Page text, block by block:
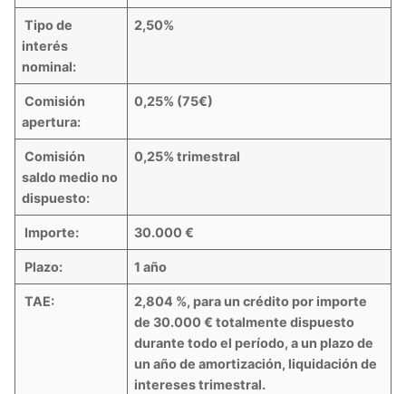
Tipo de
interés
nominal:
2,50%
Comisión
apertura:
0,25% (75€)
Comisión
saldo medio no
dispuesto:
0,25% trimestral
Importe: 30.000 €
Plazo: 1 año
TAE: 2,804 %, para un crédito por importe
de 30.000 € totalmente dispuesto
durante todo el período, a un plazo de
un año de amortización, liquidación de
intereses trimestral.